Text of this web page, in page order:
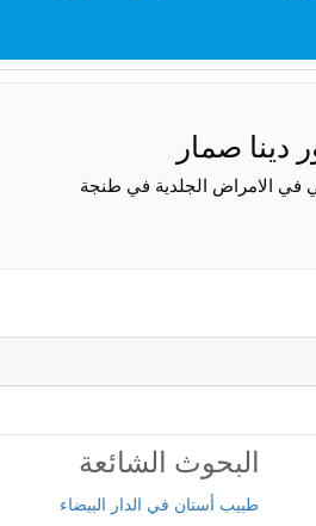
دينا صمار
في الامراض الجلدية في طنجة
البحوث الشائعة
طبيب أسنان في الدار البيضاء